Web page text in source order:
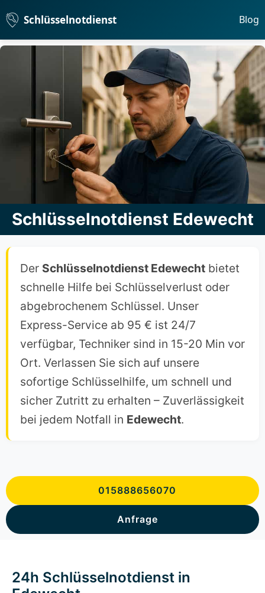
Schlüsselnotdienst Blog
Schlüsselnotdienst Edewecht
Der Schlüsselnotdienst Edewecht bietet
schnelle Hilfe bei Schlüsselverlust oder
abgebrochenem Schlüssel. Unser
Express-Service ab 95 € ist 24/7
verfügbar, Techniker sind in 15-20 Min vor
Ort. Verlassen Sie sich auf unsere
sofortige Schlüsselhilfe, um schnell und
sicher Zutritt zu erhalten – Zuverlässigkeit
bei jedem Notfall in Edewecht.
015888656070
Anfrage
24h Schlüsselnotdienst in